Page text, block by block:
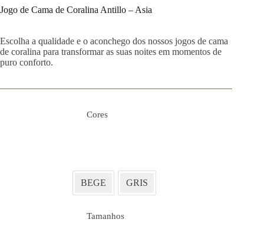
Jogo de Cama de Coralina Antillo – Asia
Escolha a qualidade e o aconchego dos nossos jogos de cama
de coralina para transformar as suas noites em momentos de
puro conforto.
Cores
BEGE GRIS
Tamanhos